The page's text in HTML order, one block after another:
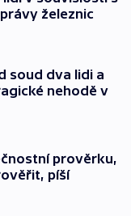
železnic
soud dva lidi a
nehodě v
prověrku,
píší